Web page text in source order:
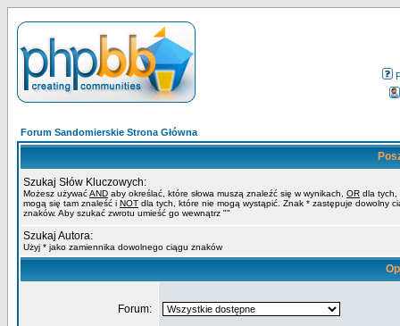
Forum Sandomierskie Strona Główna
Szukaj Słów Kluczowych:
Możesz używaćAND aby określać, które słowa muszą znaleźć się w wynikach, OR dla tych,
mogą się tam znaleść i NOT dla tych, które nie mogą wystąpić. Znak * zastępuje dowolny
znaków. Aby szukać zwrotu umieść go wewnątrz ""
Szukaj Autora:
Użyj * jako zamiennika dowolnego ciągu znaków
Forum: